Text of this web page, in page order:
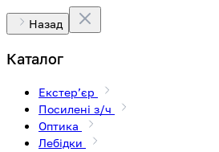
Назад
Каталог
Екстерʼєр
Посилені з/ч
Оптика
Лебідки